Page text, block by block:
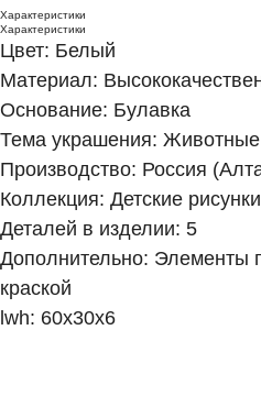
Характеристики
Характеристики
Цвет: Белый
Материал:
Основание: Булавка
Тема украшения: Животные
Производство: Россия
Коллекция: Детские рисунки
Деталей в изделии: 5
Дополнительно: Элементы
краской
lwh: 60x30x6